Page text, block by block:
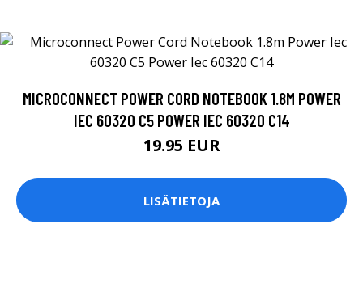
MICROCONNECT POWER CORD NOTEBOOK 1.8M POWER
IEC 60320 C5 POWER IEC 60320 C14
19.95 EUR
LISÄTIETOJA